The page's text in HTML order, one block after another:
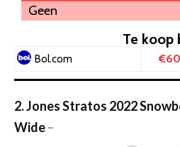
Geen
Te koop
Bol.com
2. Jones Stratos 2022
Wide–